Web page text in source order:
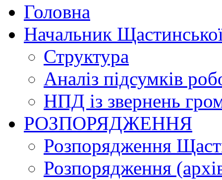
Головна
Начальник
Структура
Аналіз підсумків
НПД із звернень
РОЗПОРЯДЖЕННЯ
Розпорядження
Розпорядження